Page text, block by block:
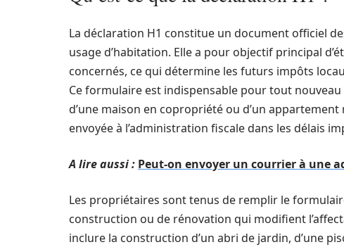
La déclaration H1 constitue un document officiel
usage d’habitation. Elle a pour objectif principal
concernés, ce qui détermine les futurs impôts
Ce formulaire est indispensable pour tout nouveau
d’une maison en copropriété ou d’un
envoyée à l’administration fiscale dans les délais
A lire aussi : Peut-on envoyer un courrier à une
Les propriétaires sont tenus de remplir le
construction ou de rénovation qui modifient
inclure la construction d’un abri de jardin, d’une